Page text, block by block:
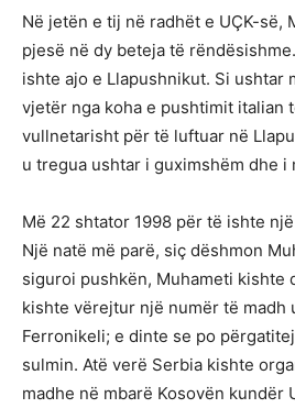
Në jetën e tij në radhët e UÇK-së,
pjesë në dy beteja të
ishte ajo e Llapushnikut. Si ushtar
vjetër nga koha e pushtimit italian
vullnetarisht për të luftuar në
u tregua ushtar i guximshëm dhe i
Më 22 shtator 1998 për të ishte
Një natë më parë, siç dëshmon
siguroi pushkën, Muhameti kishte
kishte vërejtur një numër të madh
Ferronikeli; e dinte se po
sulmin. Atë verë Serbia kishte
madhe në mbarë Kosovën kundër